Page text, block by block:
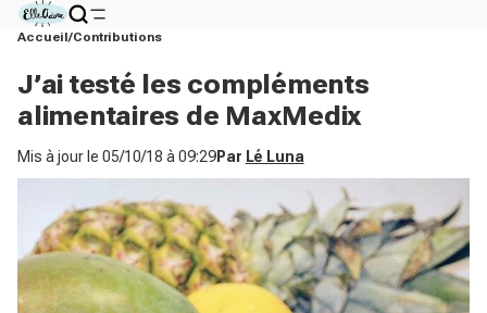
Accueil Contributions
J’ai testé les compléments
alimentaires de MaxMedix
Mis à jour le 05/10/18 à 09:29Par Lé Luna